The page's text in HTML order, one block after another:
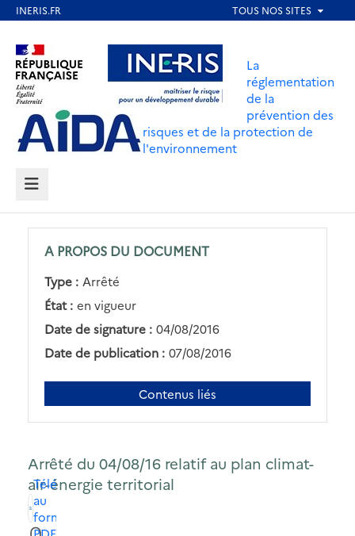
contenu
principal
Aller au contenu Aller au menu
Aller au pied de page
La
réglementation
de la
prévention des
risques et de la protection de
l'environnement
MENU
A PROPOS DU DOCUMENT
Type : Arrêté
État : en vigueur
Date de signature : 04/08/2016
Date de publication : 07/08/2016
Contenus liés
Arrêté du 04/08/16 relatif au plan climat-
air-énergie territorial
Télécharger
au
format